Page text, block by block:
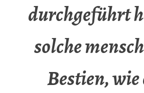
durchgeführt
solche
Bestien, wie